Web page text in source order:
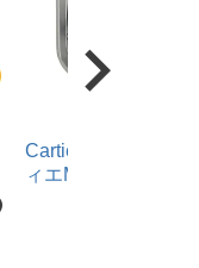
Cartier サントスド
ィエMM